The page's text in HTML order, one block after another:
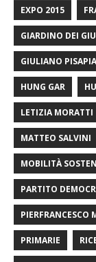
EXPO 2015
GIARDINO DEI
GIULIANO PISAPIA
HUNG GAR
LETIZIA MORATTI
MATTEO SALVINI
MOBILITÀ
PARTITO
PIERFRANCESCO
PRIMARIE